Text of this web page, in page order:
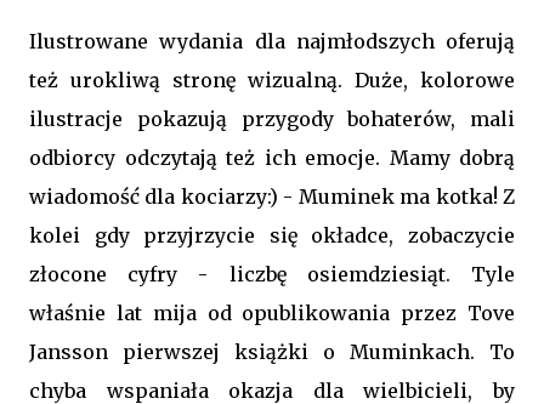
Ilustrowane wydania dla najmłodszych oferują
też urokliwą stronę wizualną. Duże, kolorowe
ilustracje pokazują przygody bohaterów, mali
odbiorcy odczytają też ich emocje. Mamy dobrą
wiadomość dla kociarzy:) - Muminek ma kotka! Z
kolei gdy przyjrzycie się okładce, zobaczycie
złocone cyfry - liczbę osiemdziesiąt. Tyle
właśnie lat mija od opublikowania przez Tove
Jansson pierwszej książki o Muminkach. To
chyba wspaniała okazja dla wielbicieli, by